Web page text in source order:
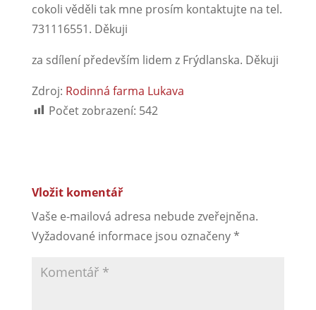
cokoli věděli tak mne prosím kontaktujte na tel.
731116551. Děkuji
za sdílení především lidem z Frýdlanska. Děkuji
Zdroj: Rodinná farma Lukava
Počet zobrazení: 542
Vložit komentář
Vaše e-mailová adresa nebude zveřejněna.
Vyžadované informace jsou označeny*